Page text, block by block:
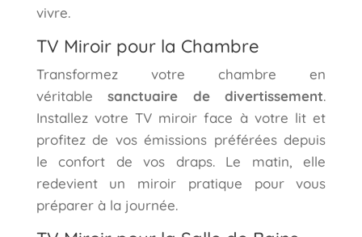
vivre.
TV Miroir pour la Chambre
Transformez votre chambre en
véritable
sanctuaire de divertissement.
Installez votre TV miroir face à votre lit et
profitez de vos émissions préférées depuis
le confort de vos draps. Le matin, elle
redevient un miroir pratique pour vous
préparer à la journée.